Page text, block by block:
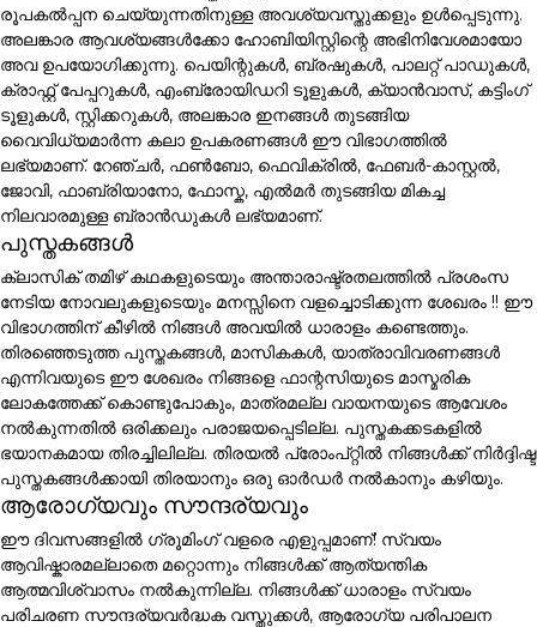
രൂപകൽപ്പന ചെയ്യുന്നതിനുള്ള അവശ്യവസ്തുക്കളും ഉൾപ്പെടുന്നു.
അലങ്കാര ആവശ്യങ്ങൾക്കോ ഹോബിയിസ്റ്റിന്റെ അഭിനിവേശമായോ
അവ ഉപയോഗിക്കുന്നു. പെയിന്റുകൾ, ബ്രഷുകൾ, പാലറ്റ് പാഡുകൾ,
ക്രാഫ്റ്റ് പേപ്പറുകൾ, എംബ്രോയിഡറി ടൂളുകൾ, ക്യാൻവാസ്, കട്ടിംഗ്
ടൂളുകൾ, സ്റ്റിക്കറുകൾ, അലങ്കാര ഇനങ്ങൾ തുടങ്ങിയ
വൈവിധ്യമാർന്ന കലാ ഉപകരണങ്ങൾ ഈ വിഭാഗത്തിൽ
ലഭ്യമാണ്. റേഞ്ചർ, ഫൺബോ, ഫെവിക്രിൽ, ഫേബർ-കാസ്റ്റൽ,
ജോവി, ഫാബ്രിയാനോ, ഫോസ്ക, എൽമർ തുടങ്ങിയ മികച്ച
നിലവാരമുള്ള ബ്രാൻഡുകൾ ലഭ്യമാണ്.
പുസ്തകങ്ങൾ
ക്ലാസിക് തമിഴ് കഥകളുടെയും അന്താരാഷ്ട്രതലത്തിൽ പ്രശംസ
നേടിയ നോവലുകളുടെയും മനസ്സിനെ വളച്ചൊടിക്കുന്ന ശേഖരം !! ഈ
വിഭാഗത്തിന് കീഴിൽ നിങ്ങൾ അവയിൽ ധാരാളം കണ്ടെത്തും.
തിരഞ്ഞെടുത്ത പുസ്തകങ്ങൾ, മാസികകൾ, യാത്രാവിവരണങ്ങൾ
എന്നിവയുടെ ഈ ശേഖരം നിങ്ങളെ ഫാന്റസിയുടെ മാസ്മരിക
ലോകത്തേക്ക് കൊണ്ടുപോകും, മാത്രമല്ല വായനയുടെ ആവേശം
നൽകുന്നതിൽ ഒരിക്കലും പരാജയപ്പെടില്ല. പുസ്തകക്കടകളിൽ
ഭയാനകമായ തിരച്ചിലില്ല. തിരയൽ പ്രോംപ്റ്റിൽ നിങ്ങൾക്ക് നിർദ്ദിഷ്ട
പുസ്തകങ്ങൾക്കായി തിരയാനും ഒരു ഓർഡർ നൽകാനും കഴിയും.
ആരോഗ്യവും സൗന്ദര്യവും
ഈ ദിവസങ്ങളിൽ ഗ്രൂമിംഗ് വളരെ എളുപ്പമാണ്! സ്വയം
ആവിഷ്കാരമല്ലാതെ മറ്റൊന്നും നിങ്ങൾക്ക് ആത്യന്തിക
ആത്മവിശ്വാസം നൽകുന്നില്ല. നിങ്ങൾക്ക് ധാരാളം സ്വയം
പരിചരണ സൗന്ദര്യവർദ്ധക വസ്തുക്കൾ, ആരോഗ്യ പരിപാലന